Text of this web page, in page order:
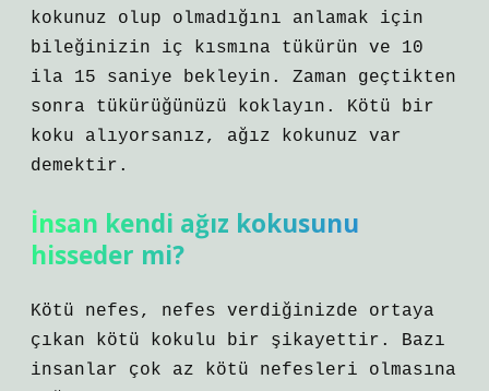
kokunuz olup olmadığını anlamak için
bileğinizin iç kısmına tükürün ve 10
ila 15 saniye bekleyin. Zaman geçtikten
sonra tükürüğünüzü koklayın. Kötü bir
koku alıyorsanız, ağız kokunuz var
demektir.
İnsan kendi ağız kokusunu
hisseder mi?
Kötü nefes, nefes verdiğinizde ortaya
çıkan kötü kokulu bir şikayettir. Bazı
insanlar çok az kötü nefesleri olmasına